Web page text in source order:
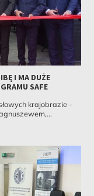
I MA DUŻE
SAFE
krajobrazie -